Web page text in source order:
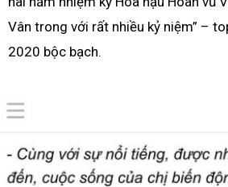
Vân trong với rất nhiều kỷ niệm” –
2020 bộc bạch.